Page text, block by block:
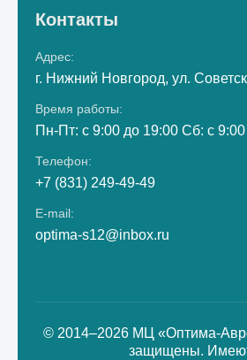
Контакты
Адрес:
г. Нижний Новгород, ул.
Время работы:
Пн-Пт: с 9:00 до 19:00 Сб: с
Телефон:
+7 (831) 249-49-49
E-mail:
optima-s12@inbox.ru
© 2014–2026 МЦ «Оптима-
защищены.